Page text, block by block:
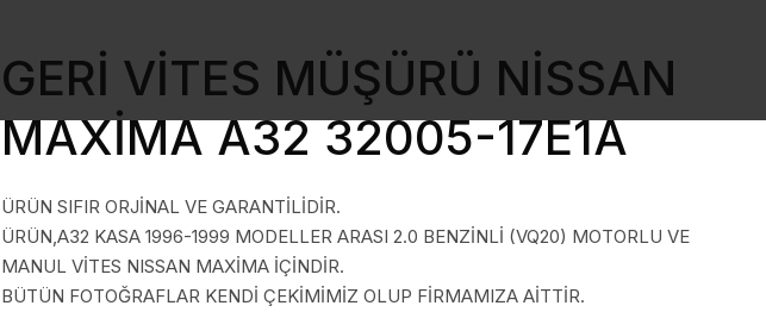
GERİ VİTES MÜŞÜRÜ NİSSAN
MAXİMA A32 32005-17E1A
ÜRÜN SIFIR ORJİNAL VE GARANTİLİDİR.
ÜRÜN,A32 KASA 1996-1999 MODELLER ARASI 2.0 BENZİNLİ (VQ20) MOTORLU VE
MANUL VİTES NISSAN MAXİMA İÇİNDİR.
BÜTÜN FOTOĞRAFLAR KENDİ ÇEKİMİMİZ OLUP FİRMAMIZA AİTTİR.